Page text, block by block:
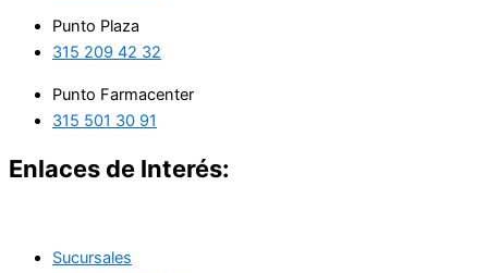
Punto Plaza
315 209 42 32
Punto Farmacenter
315 501 30 91
Enlaces de Interés:
Sucursales